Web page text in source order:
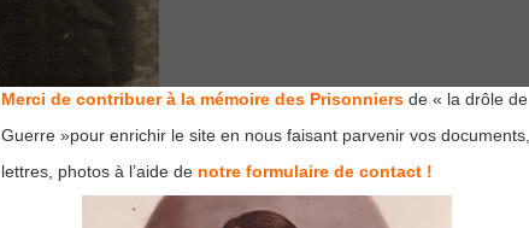
Merci de contribuer à la mémoire des Prisonniers de « la drôle de
Guerre »pour enrichir le site en nous faisant parvenir vos documents,
lettres, photos à l’aide de notre formulaire de contact !